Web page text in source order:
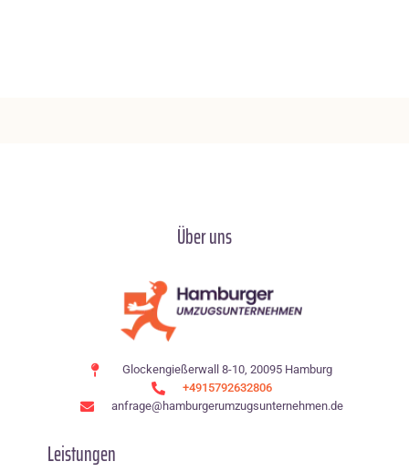
Über uns
Glockengießerwall 8-10, 20095 Hamburg
+4915792632806
anfrage@hamburgerumzugsunternehmen.de
Leistungen